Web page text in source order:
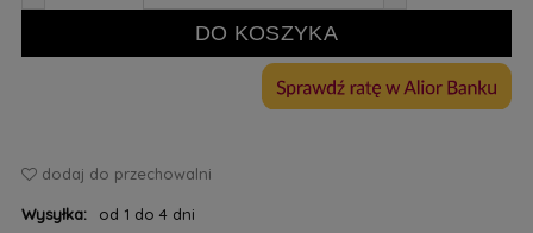
DO KOSZYKA
dodaj do przechowalni
Wysyłka: od 1 do 4 dni